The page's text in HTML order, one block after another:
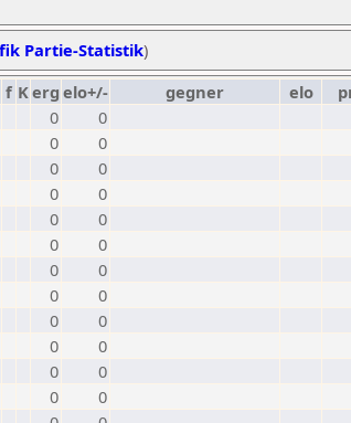
Partie-Statistik)
f Kerg elo+/- gegner elo
0
0
0
0
0
0
0
0
0
0
0
0
0
0
0
0
0
0
0
0
0
0
0
0